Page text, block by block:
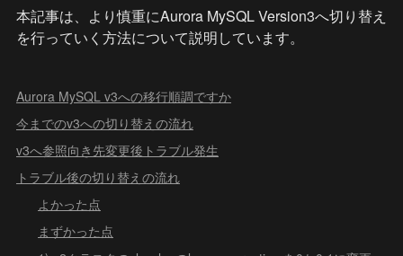
本記事は、より慎重にAurora MySQL Version3へ切り替え
を行っていく方法について説明しています。
Aurora MySQL v3への移行順調ですか
今までのv3への切り替えの流れ
v3へ参照向き先変更後トラブル発生
トラブル後の切り替えの流れ
よかった点
まずかった点